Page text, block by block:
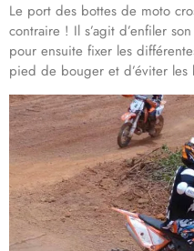
Le port des bottes de moto
contraire ! Il s’agit d’enfiler
pour ensuite fixer les
pied de bouger et d’éviter les